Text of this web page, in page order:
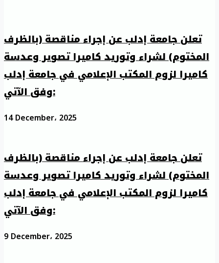
تعلن جامعة إدلب عن إجراء مناقصة (بالظرف
المختوم) لشراء وتوريد كاميرا تصوير وعدسة
كاميرا لزوم المكتب الإعلامي في جامعة إدلب
وفق الآتي:
14 December، 2025
تعلن جامعة إدلب عن إجراء مناقصة (بالظرف
المختوم) لشراء وتوريد كاميرا تصوير وعدسة
كاميرا لزوم المكتب الإعلامي في جامعة إدلب
وفق الآتي:
9 December، 2025